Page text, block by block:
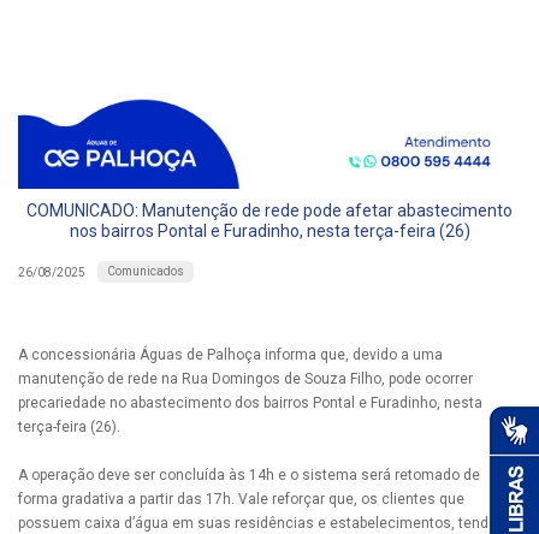
COMUNICADO: Manutenção de rede pode afetar abastecimento
nos bairros Pontal e Furadinho, nesta terça-feira (26)
26/08/2025 Comunicados
A concessionária Águas de Palhoça informa que, devido a uma
manutenção de rede na Rua Domingos de Souza Filho, pode ocorrer
precariedade no abastecimento dos bairros Pontal e Furadinho, nesta
terça-feira (26).
A operação deve ser concluída às 14h e o sistema será retomado de
forma gradativa a partir das 17h. Vale reforçar que, os clientes que
possuem caixa d’água em suas residências e estabelecimentos, tendem